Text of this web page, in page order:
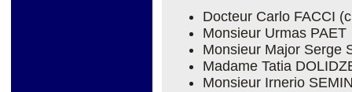
Docteur Carlo FACCI
Monsieur Urmas PAET
Monsieur Major Serge
Madame Tatia
Monsieur Irnerio